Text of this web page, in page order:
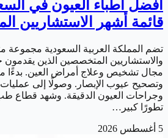
قائمة أشهر الاستشاريين
تضم المملكة العربية السعودية مجموعة
والاستشاريين المتخصصين الذين
مجال تشخيص وعلاج أمراض العين. بدءًا
وتصحيح عيوب الإبصار. وصولًا إلى عمليات
وجراحات العيون الدقيقة. وشهد قطاع
تطورًا كبير…
5 أغسطس 2026